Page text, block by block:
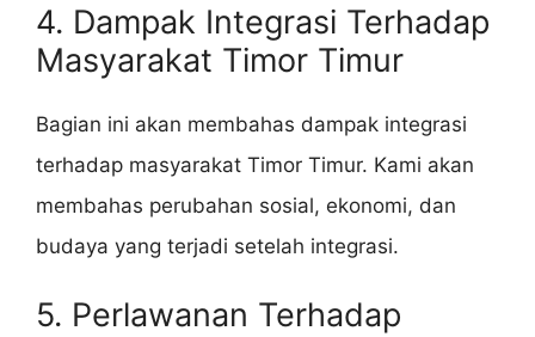
4. Dampak Integrasi Terhadap
Masyarakat Timor Timur
Bagian ini akan membahas dampak integrasi
terhadap masyarakat Timor Timur. Kami akan
membahas perubahan sosial, ekonomi, dan
budaya yang terjadi setelah integrasi.
5. Perlawanan Terhadap